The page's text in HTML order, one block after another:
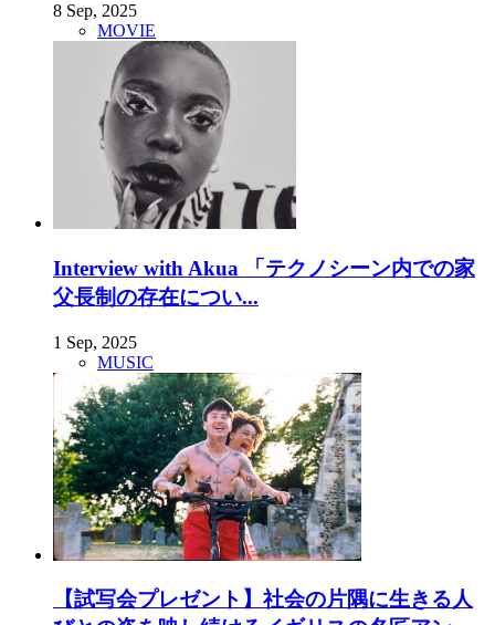
8 Sep, 2025
MOVIE
Interview with Akua 「テクノシーン内での家
父長制の存在につい...
1 Sep, 2025
MUSIC
【試写会プレゼント】社会の片隅に生きる人